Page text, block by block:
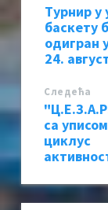
Турнир у
баскету
одигран
24.
Следећa
са
циклус